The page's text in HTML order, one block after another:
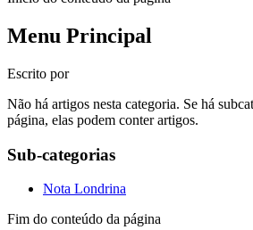
Menu Principal
Escrito por
Não há artigos nesta categoria. Se há
página, elas podem conter artigos.
Sub-categorias
Nota Londrina
Fim do conteúdo da página